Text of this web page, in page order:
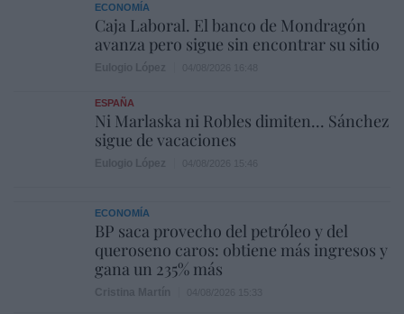
ECONOMÍA
Caja Laboral. El banco de Mondragón
avanza pero sigue sin encontrar su sitio
ESPAÑA
Ni Marlaska ni Robles dimiten... Sánchez
sigue de vacaciones
ECONOMÍA
BP saca provecho del petróleo y del
queroseno caros: obtiene más ingresos y
gana un 235% más